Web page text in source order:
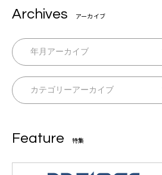
Archives アーカイブ
Feature 特集